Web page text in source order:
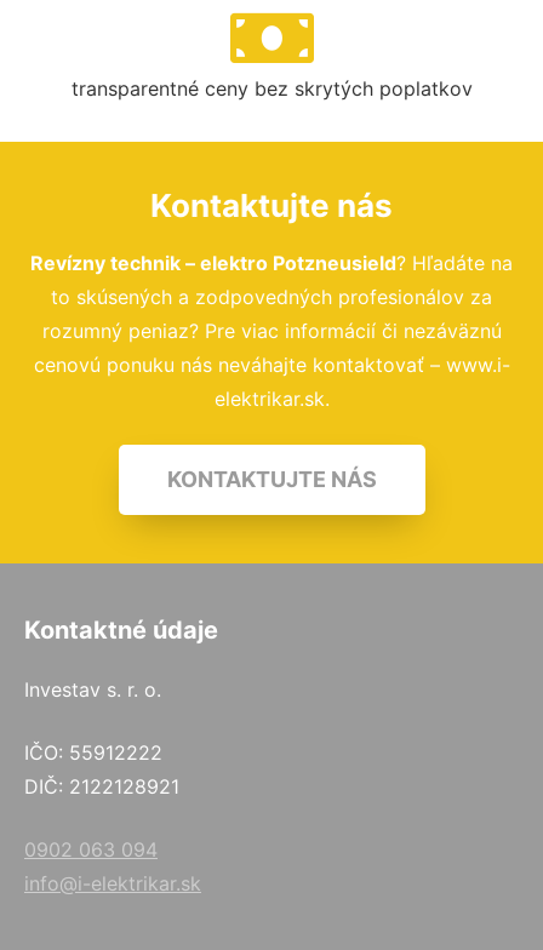
transparentné ceny bez skrytých poplatkov
Kontaktujte nás
Revízny technik – elektro Potzneusield? Hľadáte na
to skúsených a zodpovedných profesionálov za
rozumný peniaz? Pre viac informácií či nezáväznú
cenovú ponuku nás neváhajte kontaktovať – www.i-
elektrikar.sk.
KONTAKTUJTE NÁS
Kontaktné údaje
Investav s. r. o.
IČO: 55912222
DIČ: 2122128921
0902 063 094
info@i-elektrikar.sk